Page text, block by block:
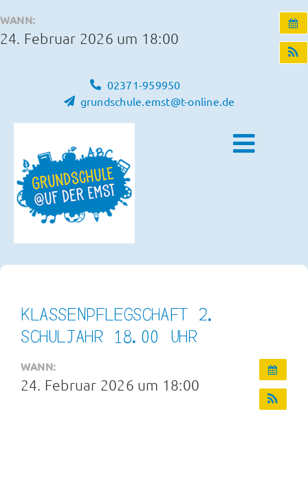
Inhalt
springen
WANN:
24. Februar 2026 um 18:00
02371-959950
grundschule.emst@t-online.de
Toggle
Infos und Termine
KLASSENPFLEGSCHAFT 2.
SCHULJAHR 18.00 UHR
WANN:
24. Februar 2026 um 18:00